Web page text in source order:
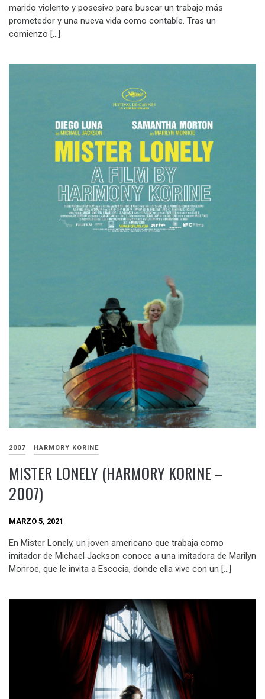
marido violento y posesivo para buscar un trabajo más
prometedor y una nueva vida como contable. Tras un
comienzo […]
2007 HARMORY KORINE
MISTER LONELY (HARMORY KORINE –
2007)
MARZO 5, 2021
En Mister Lonely, un joven americano que trabaja como
imitador de Michael Jackson conoce a una imitadora de Marilyn
Monroe, que le invita a Escocia, donde ella vive con un […]